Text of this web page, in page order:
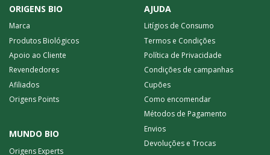
ORIGENS BIO
Marca
Produtos Biológicos
Apoio ao Cliente
Revendedores
Afiliados
Origens Points
AJUDA
Litígios de Consumo
Termos e Condições
Política de Privacidade
Condições de campanhas
Cupões
Como encomendar
Métodos de Pagamento
Envios
Devoluções e Trocas
MUNDO BIO
Origens Experts